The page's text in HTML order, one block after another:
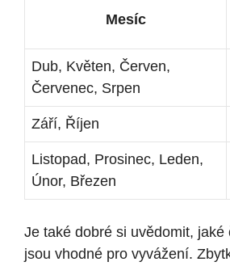
Mesíc
Dub, Květen, Červen,
Červenec, Srpen
Září, Říjen
Listopad, Prosinec, Leden,
Únor, Březen
Je také dobré si uvědomit, jaké
jsou vhodné pro vyvážení.